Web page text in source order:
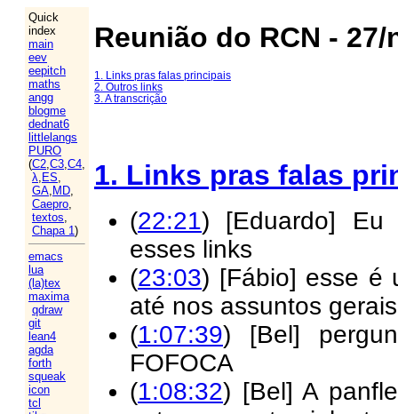
Quick
index
main
eev
eepitch
maths
angg
blogme
dednat6
littlelangs
PURO
(C2,C3,C4,
λ, ES,
GA, MD,
Caepro,
textos,
Chapa 1)
emacs
lua
(la)tex
maxima
qdraw
git
lean4
agda
forth
squeak
icon
tcl
Reunião do RCN - 27/
1. Links pras falas principais
2. Outros links
3. A transcrição
1. Links pras falas
(22:21) [Eduardo] Eu
esses links
(23:03) [Fábio] esse é
até nos assuntos gerais
(1:07:39) [Bel]
FOFOCA
(1:08:32) [Bel] A